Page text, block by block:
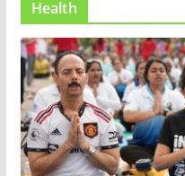
Health